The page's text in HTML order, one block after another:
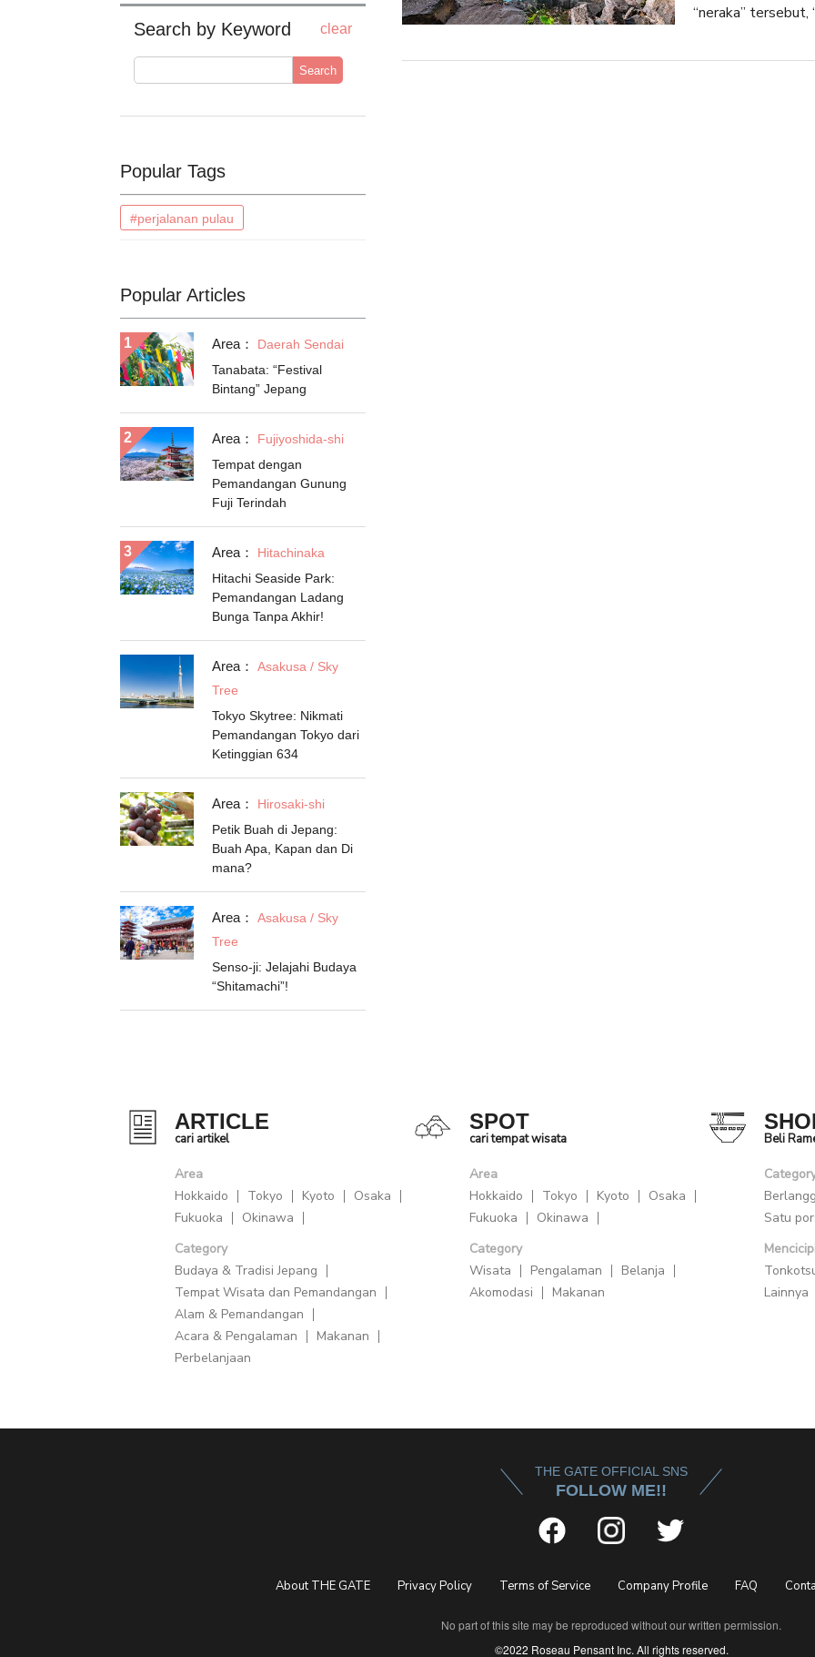
Search by Keyword clear
Search
Popular Tags
#perjalanan pulau
Popular Articles
Area：
Daerah Sendai
Tanabata: “Festival
Bintang” Jepang
Area：
Fujiyoshida-shi
Tempat dengan
Pemandangan Gunung
Fuji Terindah
Area：
Hitachinaka
Hitachi Seaside Park:
Pemandangan Ladang
Bunga Tanpa Akhir!
Area：
Asakusa / Sky
Tree
Tokyo Skytree: Nikmati
Pemandangan Tokyo dari
Ketinggian 634
Area：
Hirosaki-shi
Petik Buah di Jepang:
Buah Apa, Kapan dan Di
mana?
Area：
Asakusa / Sky
Tree
Senso-ji: Jelajahi Budaya
“Shitamachi”!
“neraka” tersebut,
Neraka”, sudah
panas ini
ARTICLE
cari artikel
Area
Hokkaido
Tokyo Kyoto
Osaka
Fukuoka
Okinawa
Category
Budaya & Tradisi Jepang
Tempat Wisata dan Pemandangan
Alam & Pemandangan
Acara & Pengalaman
Makanan
Perbelanjaan
SPOT
cari tempat wisata
Area
Hokkaido
Tokyo Kyoto
Osaka
Fukuoka
Okinawa
Category
Wisata
Pengalaman
Belanja
Akomodasi
Makanan
Beli
Satu
Lainnya
THE GATE OFFICIAL SNS
FOLLOW ME!!
About THE GATE Privacy Policy Terms of Service Company Profile FAQ
No part of this site may be reproduced without our written permission.
©2022 Roseau Pensant Inc. All rights reserved.